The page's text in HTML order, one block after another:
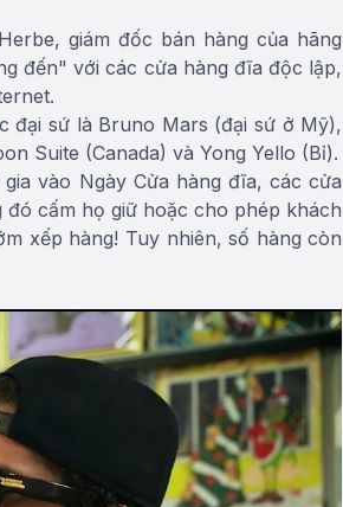
giám đốc bán hàng của hãng
đến" với các cửa hàng đĩa độc lập,
đại sứ là Bruno Mars (đại sứ ở Mỹ),
Suite (Canada) và Yong Yello (Bỉ).
vào Ngày Cửa hàng đĩa, các cửa
cấm họ giữ hoặc cho phép khách
xếp hàng! Tuy nhiên, số hàng còn